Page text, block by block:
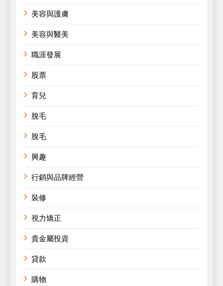
美容與護膚
美容與醫美
職涯發展
股票
育兒
脫毛
脫毛
興趣
行銷與品牌經營
裝修
視力矯正
貴金屬投資
貸款
購物